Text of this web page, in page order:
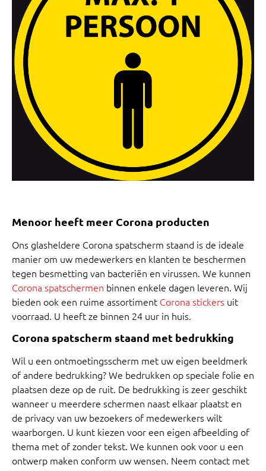
Menoor heeft meer Corona producten
Ons glasheldere Corona spatscherm staand is de ideale
manier om uw medewerkers en klanten te beschermen
tegen besmetting van bacteriën en virussen. We kunnen
Corona spatschermen binnen enkele dagen leveren. Wij
bieden ook een ruime assortiment Corona stickers uit
voorraad. U heeft ze binnen 24 uur in huis.
Corona spatscherm staand met bedrukking
Wil u een ontmoetingsscherm met uw eigen beeldmerk
of andere bedrukking? We bedrukken op speciale folie en
plaatsen deze op de ruit. De bedrukking is zeer geschikt
wanneer u meerdere schermen naast elkaar plaatst en
de privacy van uw bezoekers of medewerkers wilt
waarborgen. U kunt kiezen voor een eigen afbeelding of
thema met of zonder tekst. We kunnen ook voor u een
ontwerp maken conform uw wensen. Neem contact met